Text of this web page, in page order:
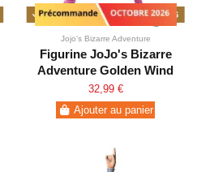
Précommande - Novembre 2026
Jojo's Bizarre Adventure
Figurine JoJo's Bizarre
Adventure Golden Wind
Giorno Giovanna
Mometria
32,99 €
Ajouter au panier